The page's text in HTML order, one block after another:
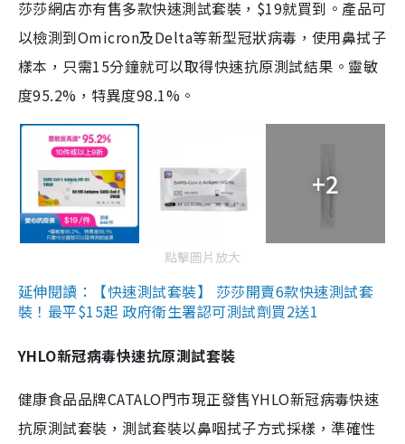
莎莎網店亦有售多款快速測試套裝，$19就買到。產品可
以檢測到Omicron及Delta等新型冠狀病毒，使用鼻拭子
樣本，只需15分鐘就可以取得快速抗原測試結果。靈敏
度95.2%，特異度98.1%。
+2
點擊圖片放大
延伸閱讀：【快速測試套裝】 莎莎開賣6款快速測試套
裝！最平$15起 政府衛生署認可測試劑買2送1
YHLO新冠病毒快速抗原測試套裝
健康食品品牌CATALO門市現正發售YHLO新冠病毒快速
抗原測試套裝，測試套裝以鼻咽拭子方式採樣，準確性